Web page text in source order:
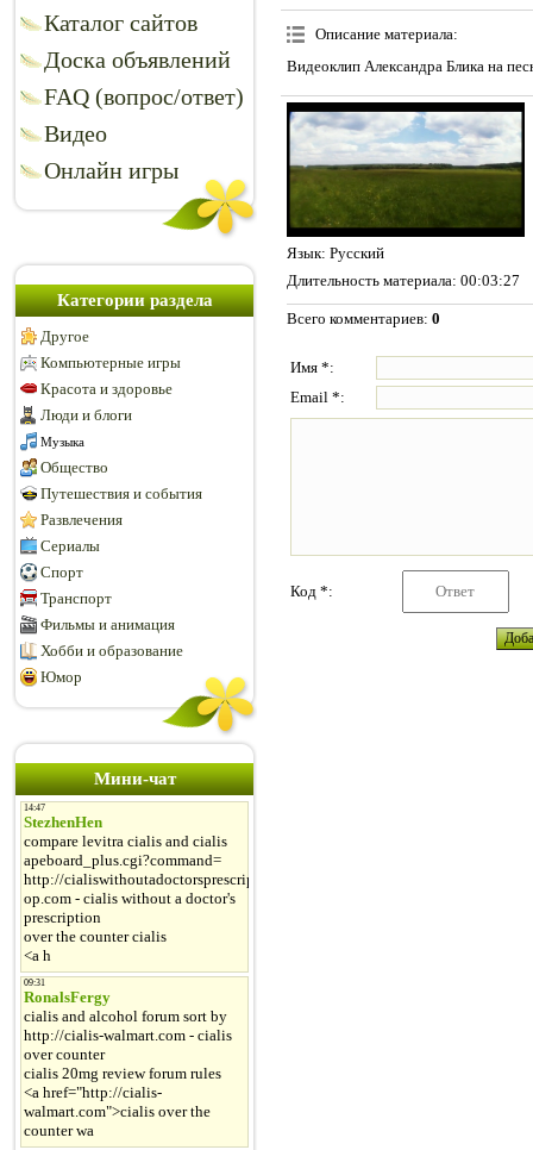
Каталог сайтов
Доска объявлений
FAQ (вопрос/ответ)
Видео
Онлайн игры
Категории раздела
Другое
Компьютерные игры
Красота и здоровье
Люди и блоги
Музыка
Общество
Путешествия и события
Развлечения
Сериалы
Спорт
Транспорт
Фильмы и анимация
Хобби и образование
Юмор
Мини-чат
Описание материала:
Видеоклип Александра Блика на
Язык: Русский
Длительность материала: 00:03:27
Всего комментариев: 0
Имя *:
Email *:
Код *: